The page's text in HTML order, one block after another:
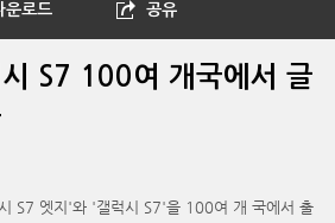
운로드 공유
S7 100여 개국에서 글
S7 엣지'와 '갤럭시 S7'을 100여 개 국에서 출